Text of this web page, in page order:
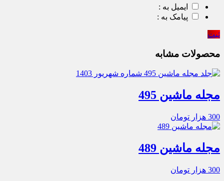
ایمیل به :
پیامک به :
ثبت
محصولات مشابه
مجله ماشین 495
300 هزار تومان
مجله ماشین 489
300 هزار تومان